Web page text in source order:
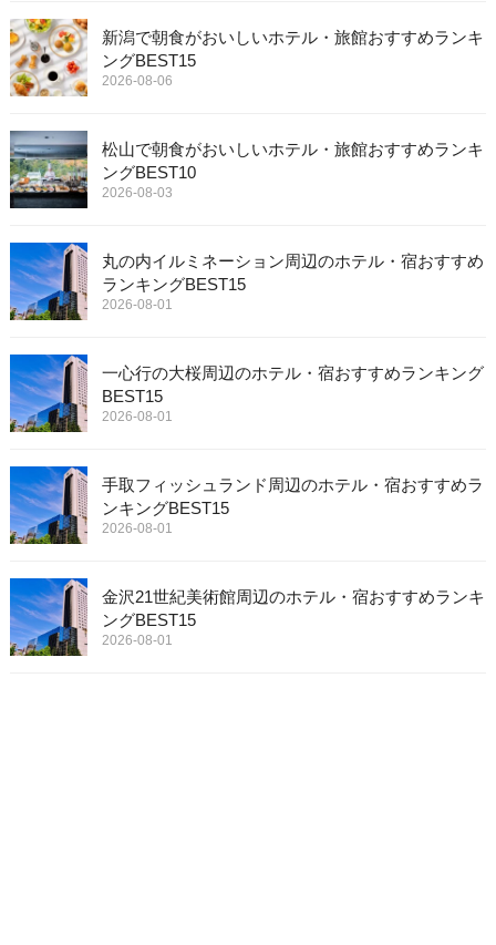
新潟で朝食がおいしいホテル・旅館おすすめランキ
ングBEST15
2026-08-06
松山で朝食がおいしいホテル・旅館おすすめランキ
ングBEST10
2026-08-03
丸の内イルミネーション周辺のホテル・宿おすすめ
ランキングBEST15
2026-08-01
一心行の大桜周辺のホテル・宿おすすめランキング
BEST15
2026-08-01
手取フィッシュランド周辺のホテル・宿おすすめラ
ンキングBEST15
2026-08-01
金沢21世紀美術館周辺のホテル・宿おすすめランキ
ングBEST15
2026-08-01